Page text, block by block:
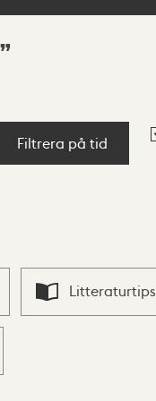
Filtrera på tid
Litteraturtips